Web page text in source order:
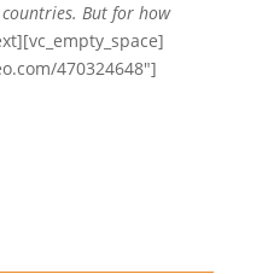
But for how
470324648″]